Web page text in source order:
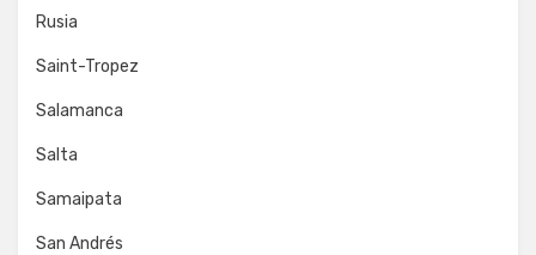
Rusia
Saint-Tropez
Salamanca
Salta
Samaipata
San Andrés